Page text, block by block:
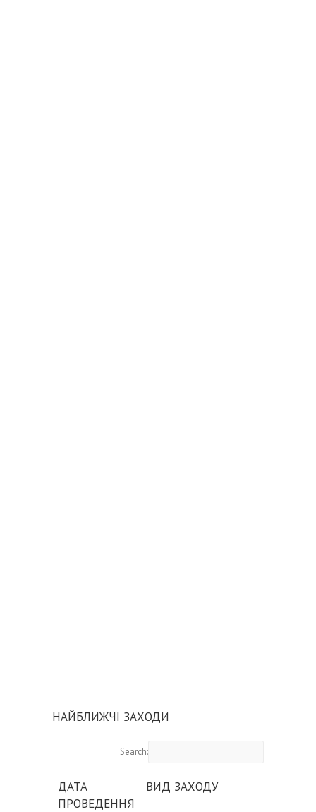
НАЙБЛИЖЧІ ЗАХОДИ
Search:
ДАТА
ПРОВЕДЕННЯ
ВИД ЗАХОДУ